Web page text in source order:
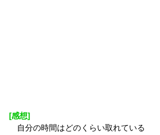
[感想]
自分の時間はどのくらい取れている